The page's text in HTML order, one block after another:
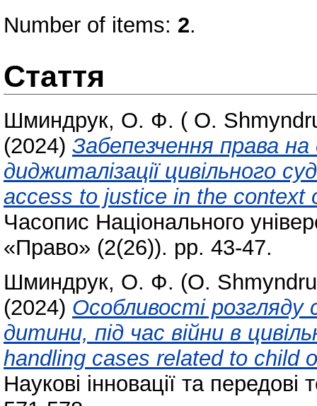
Number of items: 2.
Стаття
Шминдрук, О. Ф. ( O.
(2024) Забепезчення права
диджиталізації цивільного
access to justice in the context
Часопис Національного
«Право» (2(26)). pp. 43-47.
Шминдрук, О. Ф. (O.
(2024) Особливості розгляду
дитини, під час війни в
handling cases related to child
Наукові інновації та